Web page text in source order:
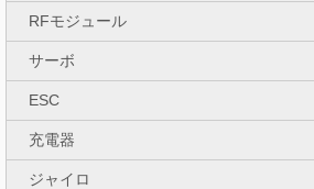
RFモジュール
サーボ
ESC
充電器
ジャイロ